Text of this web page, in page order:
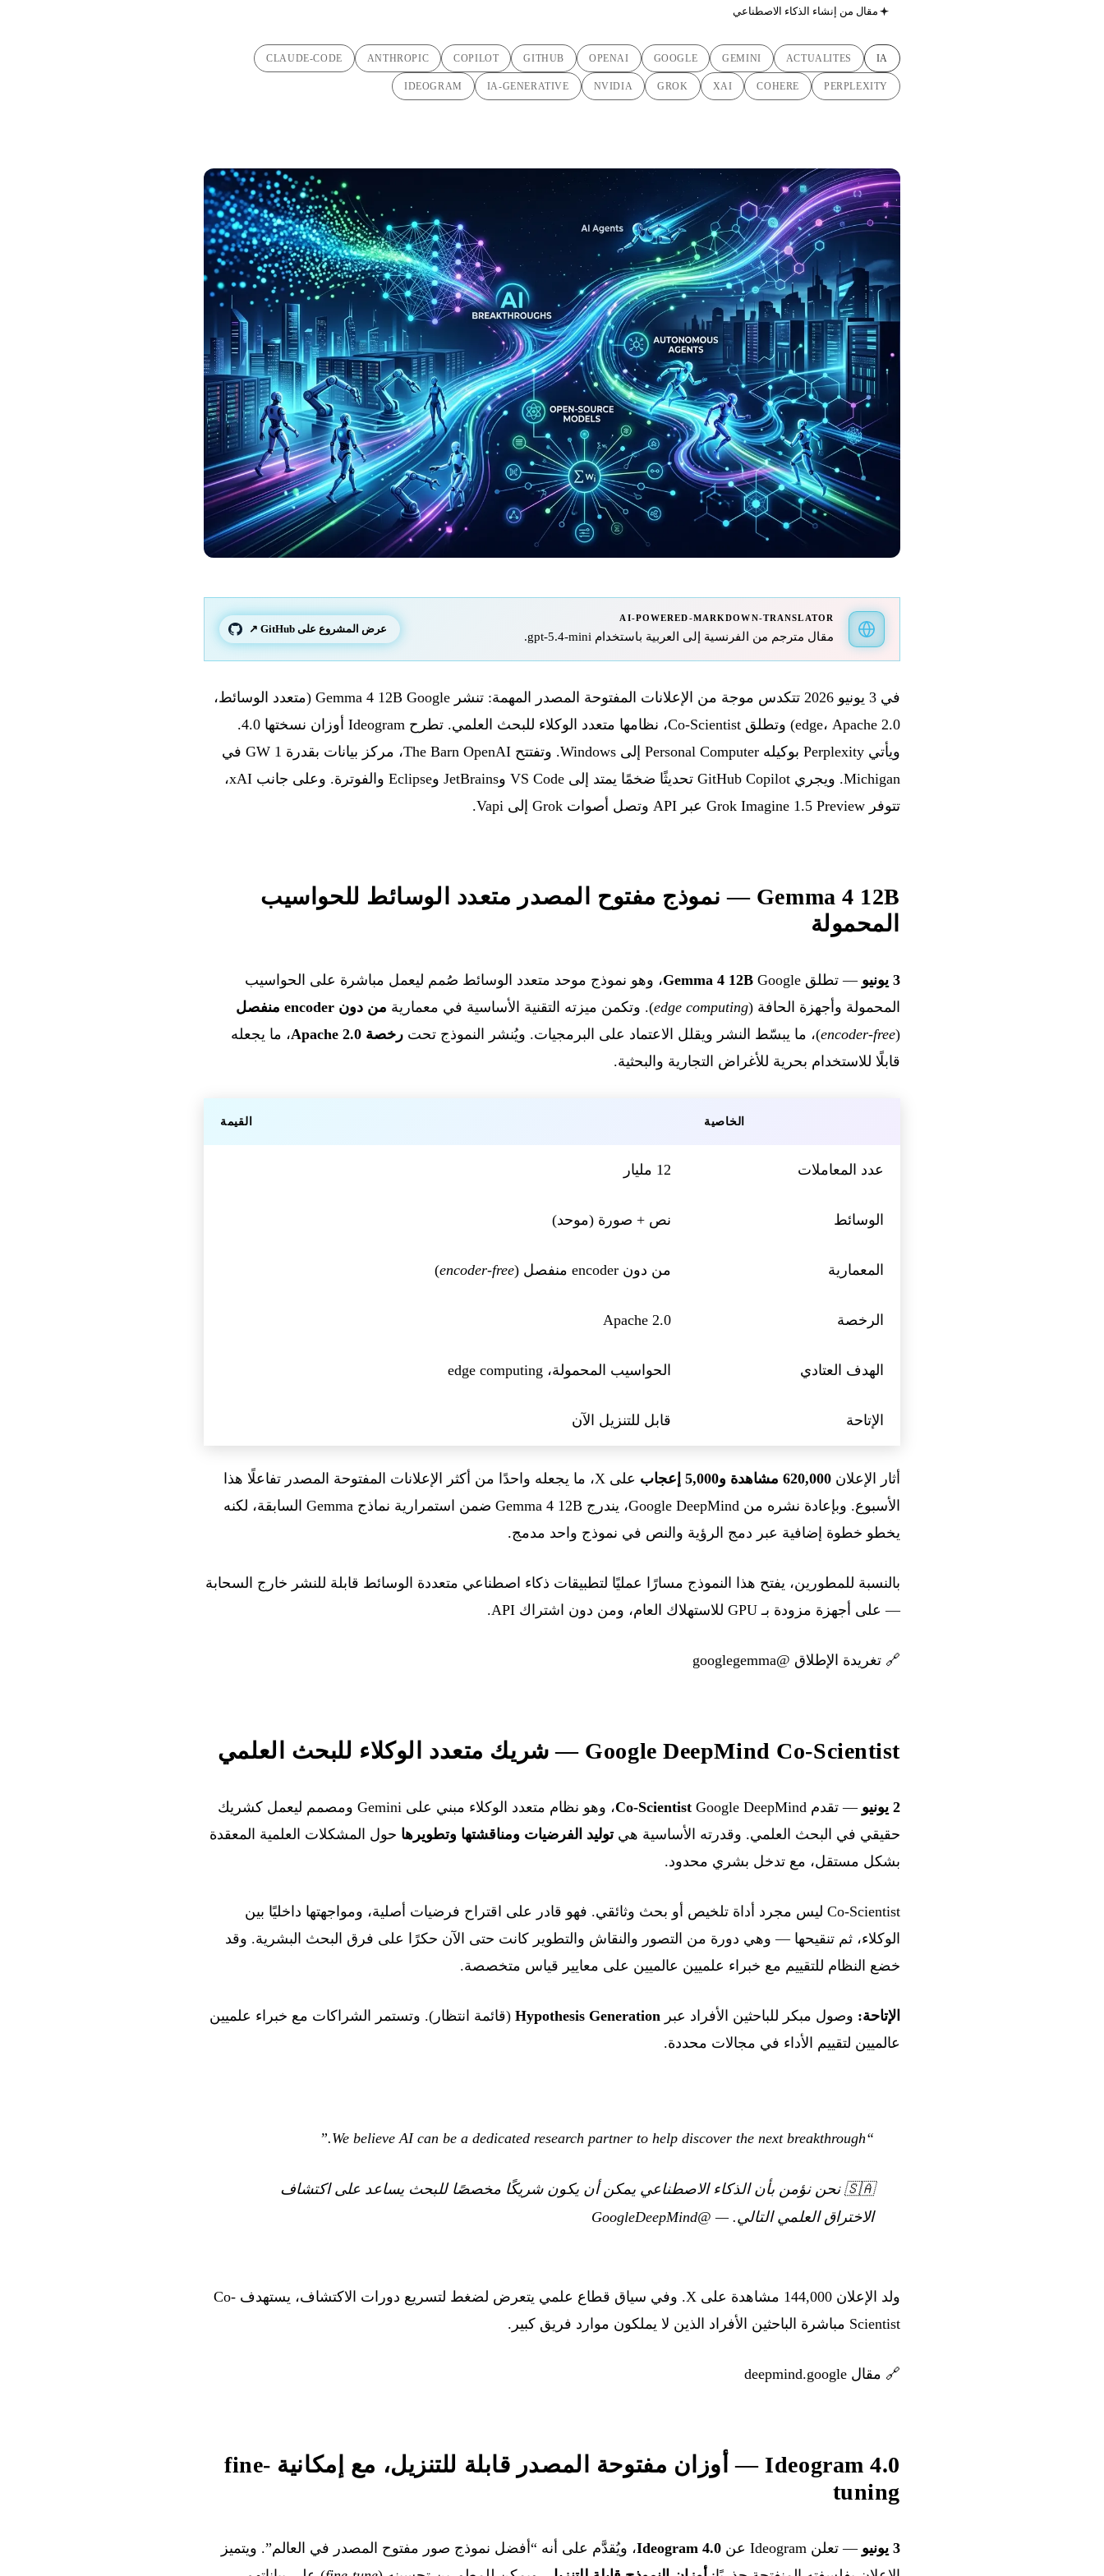
مقال من إنشاء الذكاء الاصطناعي
IA
ACTUALITES
GEMINI
GOOGLE
OPENAI
GITHUB
COPILOT
ANTHROPIC
CLAUDE-CODE
PERPLEXITY
COHERE
XAI
GROK
NVIDIA
IA-GENERATIVE
IDEOGRAM
AI-POWERED-MARKDOWN-TRANSLATOR
مقال مترجم من الفرنسية إلى العربية باستخدام gpt-5.4-mini.
عرض المشروع على GitHub ↗
في 3 يونيو 2026 تتكدس موجة من الإعلانات المفتوحة المصدر المهمة: تنشر Google ‏Gemma 4 12B‏ (متعدد الوسائط،
edge، Apache 2.0) وتطلق Co-Scientist، نظامها متعدد الوكلاء للبحث العلمي. تطرح Ideogram أوزان نسختها 4.0.
ويأتي Perplexity بوكيله Personal Computer إلى Windows. وتفتتح OpenAI ‏The Barn، مركز بيانات بقدرة 1 GW في
Michigan. ويجري GitHub Copilot تحديثًا ضخمًا يمتد إلى VS Code وJetBrains وEclipse والفوترة. وعلى جانب xAI،
تتوفر Grok Imagine 1.5 Preview عبر API وتصل أصوات Grok إلى Vapi.
Gemma 4 12B — نموذج مفتوح المصدر متعدد الوسائط للحواسيب
المحمولة
3 يونيو — تطلق Google ‏ Gemma 4 12B، وهو نموذج موحد متعدد الوسائط صُمم ليعمل مباشرة على الحواسيب
المحمولة وأجهزة الحافة (edge computing). وتكمن ميزته التقنية الأساسية في معمارية من دون encoder منفصل
(
encoder-free)، ما يبسّط النشر ويقلل الاعتماد على البرمجيات. ويُنشر النموذج تحت رخصة Apache 2.0
، ما يجعله
قابلًا للاستخدام بحرية للأغراض التجارية والبحثية.
الخاصية القيمة
عدد المعاملات 12 مليار
الوسائط نص + صورة (موحد)
المعمارية من دون encoder منفصل ( encoder-free
)
الرخصة Apache 2.0
الهدف العتادي الحواسيب المحمولة، edge computing
الإتاحة قابل للتنزيل الآن
أثار الإعلان 620,000 مشاهدة و5,000 إعجاب
على X، ما يجعله واحدًا من أكثر الإعلانات المفتوحة المصدر تفاعلًا هذا
الأسبوع. وبإعادة نشره من Google DeepMind، يندرج Gemma 4 12B ضمن استمرارية نماذج Gemma السابقة، لكنه
يخطو خطوة إضافية عبر دمج الرؤية والنص في نموذج واحد مدمج.
بالنسبة للمطورين، يفتح هذا النموذج مسارًا عمليًا لتطبيقات ذكاء اصطناعي متعددة الوسائط قابلة للنشر خارج السحابة
— على أجهزة مزودة بـ GPU للاستهلاك العام، ومن دون اشتراك API.
🔗 تغريدة الإطلاق @googlegemma
Google DeepMind Co-Scientist — شريك متعدد الوكلاء للبحث العلمي
2 يونيو — تقدم Google DeepMind ‏ Co-Scientist
، وهو نظام متعدد الوكلاء مبني على Gemini ومصمم ليعمل كشريك
حقيقي في البحث العلمي. وقدرته الأساسية هيتوليد الفرضيات ومناقشتها وتطويرها حول المشكلات العلمية المعقدة
بشكل مستقل، مع تدخل بشري محدود.
Co-Scientist ليس مجرد أداة تلخيص أو بحث وثائقي. فهو قادر على اقتراح فرضيات أصلية، ومواجهتها داخليًا بين
الوكلاء، ثم تنقيحها — وهي دورة من التصور والنقاش والتطوير كانت حتى الآن حكرًا على فرق البحث البشرية. وقد
خضع النظام للتقييم مع خبراء علميين عالميين على معايير قياس متخصصة.
الإتاحة: وصول مبكر للباحثين الأفراد عبر Hypothesis Generation (قائمة انتظار). وتستمر الشراكات مع خبراء علميين
عالميين لتقييم الأداء في مجالات محددة.
“We believe AI can be a dedicated research partner to help discover the next breakthrough.”
🇸🇦 نحن نؤمن بأن الذكاء الاصطناعي يمكن أن يكون شريكًا مخصصًا للبحث يساعد على اكتشاف
الاختراق العلمي التالي. —
@GoogleDeepMind
ولد الإعلان 144,000 مشاهدة على X. وفي سياق قطاع علمي يتعرض لضغط لتسريع دورات الاكتشاف، يستهدف Co-
Scientist مباشرة الباحثين الأفراد الذين لا يملكون موارد فريق كبير.
🔗 مقال deepmind.google
Ideogram 4.0 — أوزان مفتوحة المصدر قابلة للتنزيل، مع إمكانية fine-
tuning
3 يونيو — تعلن Ideogram عن Ideogram 4.0، ويُقدَّم على أنه “أفضل نموذج صور مفتوح المصدر في العالم”. ويتميز